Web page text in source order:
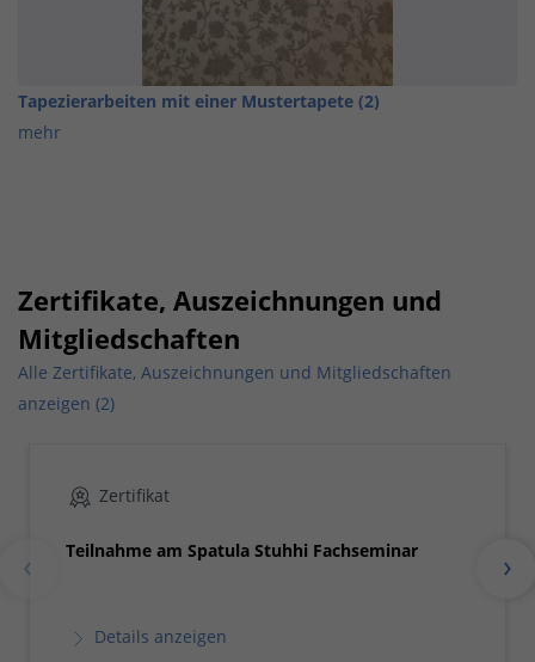
Tapezierarbeiten mit einer Mustertapete (2)
mehr
Zertifikate, Auszeichnungen und
Mitgliedschaften
Alle Zertifikate, Auszeichnungen und Mitgliedschaften
anzeigen (2)
Zertifikat
Teilnahme am Spatula Stuhhi Fachseminar
Details anzeigen